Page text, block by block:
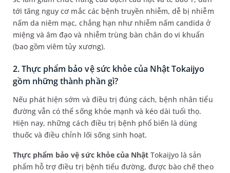
tới tăng nguy cơ mắc các bệnh truyền nhiễm, dễ bị nhiễm
nấm da niêm mạc, chẳng hạn như nhiễm nấm candida ở
miệng và âm đạo và nhiễm trùng bàn chân do vi khuẩn
(bao gồm viêm tủy xương).
2. Thực phẩm bảo vệ sức khỏe của Nhật Tokaijyo
gồm những thành phần gì?
Nếu phát hiện sớm và điều trị đúng cách, bệnh nhân tiểu
đường vẫn có thể sống khỏe mạnh và kéo dài tuổi thọ.
Hiện nay, những cách điều trị bệnh phổ biến là dùng
thuốc và điều chỉnh lối sống sinh hoạt.
Thực phẩm bảo vệ sức khỏe của NhậtTokaijyo là sản
phẩm hỗ trợ điều trị bệnh tiểu đường, được bào chế theo